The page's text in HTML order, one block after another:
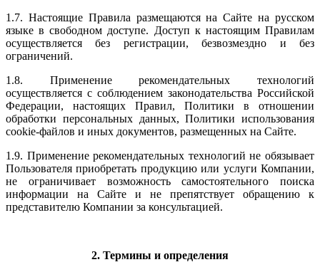
1.7. Настоящие Правила размещаются на Сайте на русском
языке в свободном доступе. Доступ к настоящим Правилам
осуществляется без регистрации, безвозмездно и без
ограничений.
1.8. Применение рекомендательных технологий
осуществляется с соблюдением законодательства Российской
Федерации, настоящих Правил, Политики в отношении
обработки персональных данных, Политики использования
cookie-файлов и иных документов, размещенных на Сайте.
1.9. Применение рекомендательных технологий не обязывает
Пользователя приобретать продукцию или услуги Компании,
не ограничивает возможность самостоятельного поиска
информации на Сайте и не препятствует обращению к
представителю Компании за консультацией.
2. Термины и определения